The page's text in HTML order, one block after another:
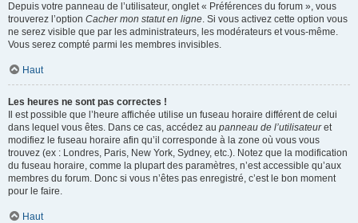
Depuis votre panneau de l’utilisateur, onglet « Préférences du forum », vous
trouverez l’option Cacher mon statut en ligne. Si vous activez cette option vous
ne serez visible que par les administrateurs, les modérateurs et vous-même.
Vous serez compté parmi les membres invisibles.
Haut
Les heures ne sont pas correctes !
Il est possible que l’heure affichée utilise un fuseau horaire différent de celui
dans lequel vous êtes. Dans ce cas, accédez au panneau de l’utilisateuret
modifiez le fuseau horaire afin qu’il corresponde à la zone où vous vous
trouvez (ex : Londres, Paris, New York, Sydney, etc.). Notez que la modification
du fuseau horaire, comme la plupart des paramètres, n’est accessible qu’aux
membres du forum. Donc si vous n’êtes pas enregistré, c’est le bon moment
pour le faire.
Haut